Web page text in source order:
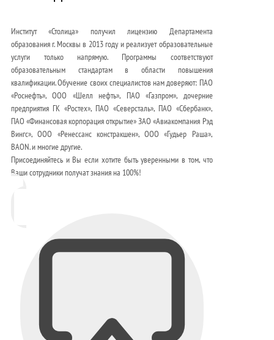
Институт «Столица» получил лицензию Департамента
образования г. Москвы в 2013 году и реализует образовательные
услуги только напрямую. Программы соответствуют
образовательным стандартам в области повышения
квалификации. Обучение своих специалистов нам доверяют: ПАО
«Роснефть», ООО «Шелл нефть», ПАО «Газпром», дочерние
предприятия ГК «Ростех», ПАО «Северсталь», ПАО «Сбербанк»,
ПАО «Финансовая корпорация открытие» ЗАО «Авиакомпания Рэд
Вингс», ООО «Ренессанс констракшен», ООО «Гудьер Раша»,
BAON. и многие другие.
Присоединяйтесь и Вы если хотите быть уверенными в том, что
Ваши сотрудники получат знания на 100%!